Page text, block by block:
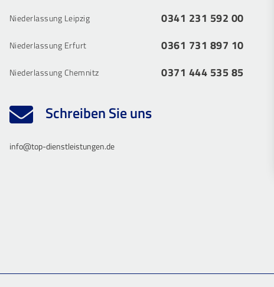
Niederlassung Leipzig 0341 231 592 00
Niederlassung Erfurt 0361 731 897 10
Niederlassung Chemnitz 0371 444 535 85
Schreiben Sie uns
info@top-dienstleistungen.de